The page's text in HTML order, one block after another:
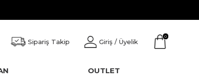
Sipariş Takip Giriş / Üyelik
0
OUTLET